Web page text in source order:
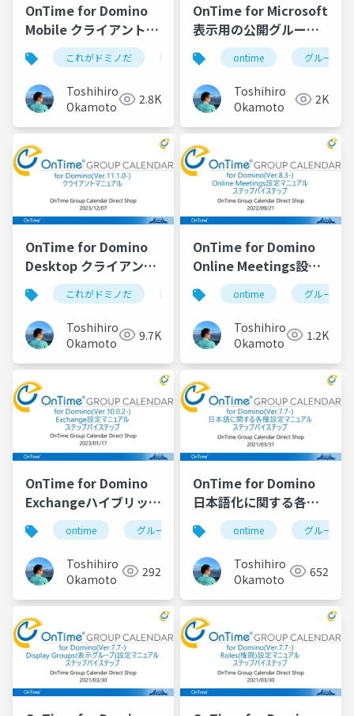
OnTime for Domino
Mobile クライアントマ
ニュアルこれがドミノだ ontime hcl domino
Toshihiro
Okamoto
2.8K
OnTime for Microsoft
表示用の公開グループ
設定例資料
ontime グループ
Toshihiro
Okamoto
2K
OnTime for Domino
Desktop クライアント
マニュアルこれがドミノだ ontime hcl domino
Toshihiro
Okamoto
9.7K
OnTime for Domino
Online Meetings設定
マニュアル
ontime グループ
Toshihiro
Okamoto
1.2K
OnTime for Domino
Exchangeハイブリッド
設定マニュアル
ontime グループカレンダー 組織カレンダー
Toshihiro
Okamoto
292
OnTime for Domino
日本語化に関する各種
設定マニュアル
ontime グループ
Toshihiro
Okamoto
652